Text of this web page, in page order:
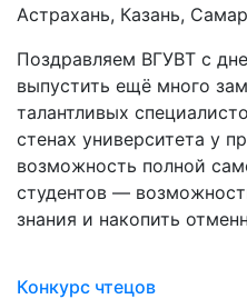
Астрахань, Казань,
Поздравляем ВГУВТ с
выпустить ещё много
талантливых
стенах университета у
возможность полной
студентов —
знания и накопить
Конкурс чтецов